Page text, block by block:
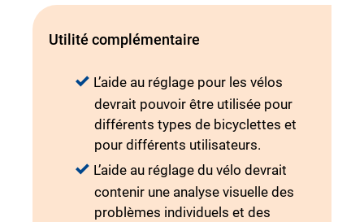
Utilité complémentaire
L’aide au réglage pour les vélos
devrait pouvoir être utilisée pour
différents types de bicyclettes et
pour différents utilisateurs.
L’aide au réglage du vélo devrait
contenir une analyse visuelle des
problèmes individuels et des